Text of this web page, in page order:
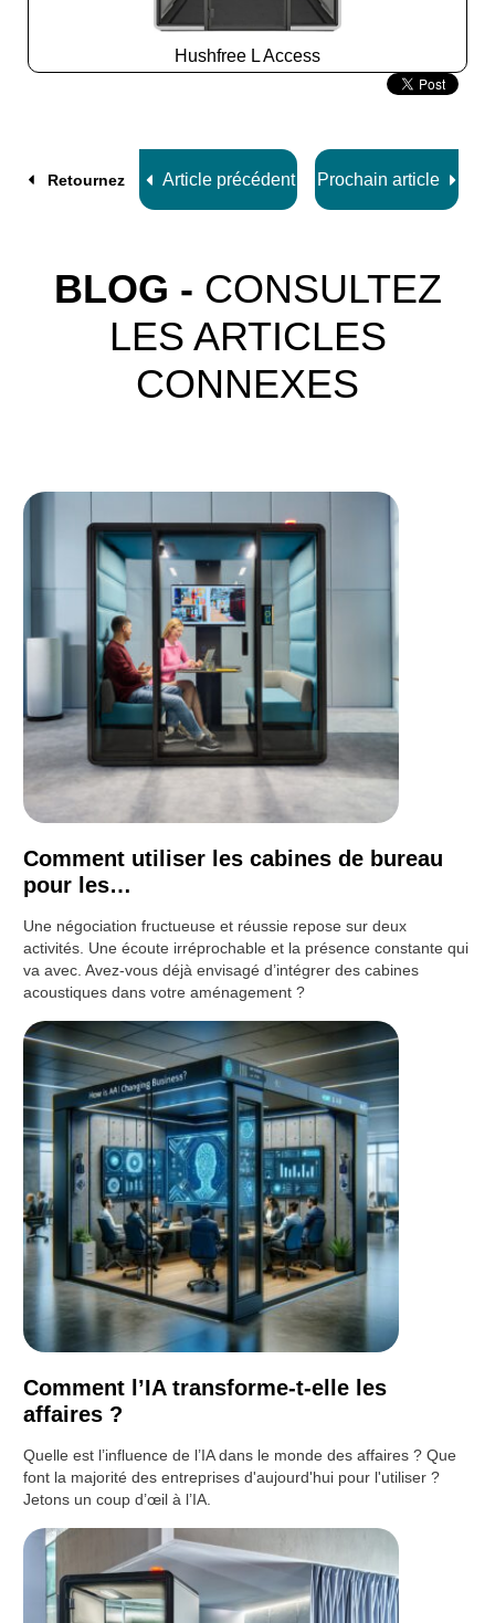
Hushfree L Access
Slide
Retournez Article précédent Prochain article
BLOG - CONSULTEZ
LES ARTICLES
CONNEXES
Comment utiliser les cabines de bureau
pour les…
Une négociation fructueuse et réussie repose sur deux
activités. Une écoute irréprochable et la présence constante qui
va avec. Avez-vous déjà envisagé d’intégrer des cabines
acoustiques dans votre aménagement ?
Comment l’IA transforme-t-elle les
affaires ?
Quelle est l’influence de l’IA dans le monde des affaires ? Que
font la majorité des entreprises d'aujourd'hui pour l'utiliser ?
Jetons un coup d’œil à l’IA.